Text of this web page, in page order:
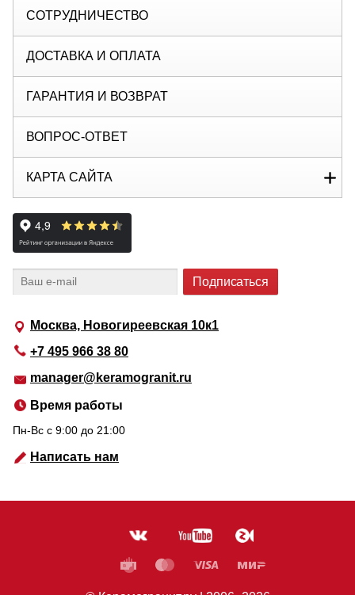
Москва, Новогиреевская 10к1
+7 495 966 38 80
manager@keramogranit.ru
Время работы
Пн-Вс c 9:00 до 21:00
Написать нам
СОТРУДНИЧЕСТВО
ДОСТАВКА И ОПЛАТА
ГАРАНТИЯ И ВОЗВРАТ
ВОПРОС-ОТВЕТ
КАРТА САЙТА